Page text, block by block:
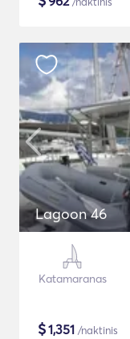
Lagoon 46
Katamaranas
$1,351 /naktinis